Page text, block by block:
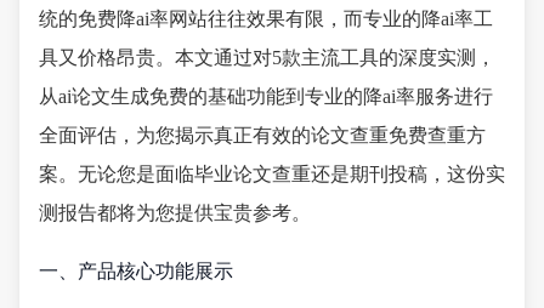
统的免费降ai率网站往往效果有限，而专业的降ai率工
具又价格昂贵。本文通过对5款主流工具的深度实测，
从ai论文生成免费的基础功能到专业的降ai率服务进行
全面评估，为您揭示真正有效的论文查重免费查重方
案。无论您是面临毕业论文查重还是期刊投稿，这份实
测报告都将为您提供宝贵参考。
一、产品核心功能展示